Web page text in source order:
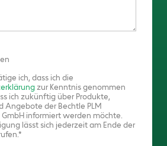
ich, dass ich die
zur Kenntnis genommen
ich zukünftig über Produkte,
Angebote der Bechtle PLM
informiert werden möchte.
lässt sich jederzeit am Ende der